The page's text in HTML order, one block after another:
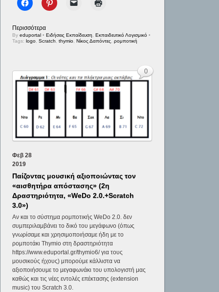
Περισσότερα
Byeduportal • Ειδήσεις Εκπαίδευση ,Εκπαιδευτικό Λογισμικό •
Tags:logo ,Scratch ,thymio ,Νίκος Δαπόντες ,ρομποτική
Φεβ 28
2019
Παίζοντας μουσική αξιοποιώντας τον
«αισθητήρα απόστασης» (2η
Δραστηριότητα, «WeDo 2.0.+Scratch
3.0»)
Αν και το σύστημα ρομποτικής WeDo 2.0. δεν
συμπεριλαμβάνει το δικό του μεγάφωνο (όπως
γνωρίσαμε και χρησιμοποιήσαμε ήδη με το
ρομποτάκι Thymio στη δραστηριότητα
https://www.eduportal.gr/thymio6/ για τους
μουσικούς ήχους) μπορούμε κάλλιστα να
αξιοποιήσουμε το μεγαφωνάκι του υπολογιστή μας
καθώς και τις νέες εντολές επέκτασης (extension
music) του Scratch 3.0.
0